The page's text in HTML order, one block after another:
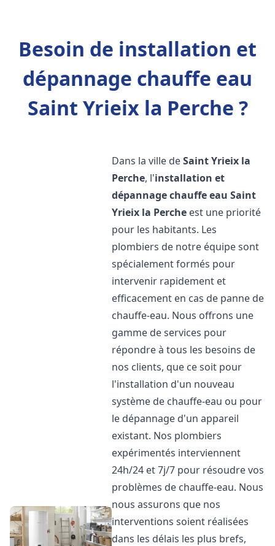
Besoin de installation et
dépannage chauffe eau
Saint Yrieix la Perche ?
Dans la ville deSaint Yrieix la
Perche, l'installation et
dépannage chauffe eau Saint
Yrieix la Perche est une priorité
pour les habitants. Les
plombiers de notre équipe sont
spécialement formés pour
intervenir rapidement et
efficacement en cas de panne de
chauffe-eau. Nous offrons une
gamme de services pour
répondre à tous les besoins de
nos clients, que ce soit pour
l'installation d'un nouveau
système de chauffe-eau ou pour
le dépannage d'un appareil
existant. Nos plombiers
expérimentés interviennent
24h/24 et 7j/7 pour résoudre vos
problèmes de chauffe-eau. Nous
nous assurons que nos
interventions soient réalisées
dans les délais les plus brefs,